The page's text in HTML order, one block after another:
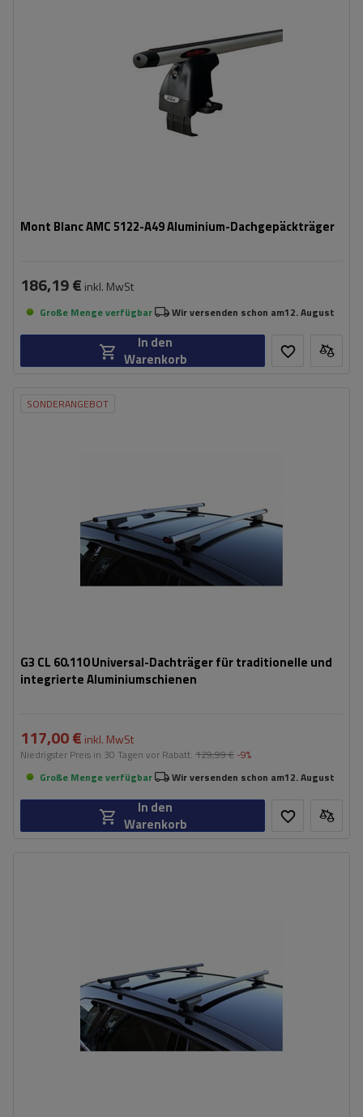
Mont Blanc AMC 5122-A49 Aluminium-Dachgepäckträger
186,19 € inkl. MwSt
Große Menge verfügbar Wir versenden schon am12. August
In den
Warenkorb
SONDERANGEBOT
G3 CL 60.110 Universal-Dachträger für traditionelle und
integrierte Aluminiumschienen
117,00 € inkl. MwSt
Niedrigster Preis in 30 Tagen vor Rabatt: 129,99 € -9%
Große Menge verfügbar
Wir versenden schon am12. August
In den
Warenkorb